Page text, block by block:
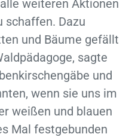
weiteren Aktionen
schaffen. Dazu
und Bäume gefällt
sagte
und
wenn sie uns im
weißen und blauen
Mal festgebunden